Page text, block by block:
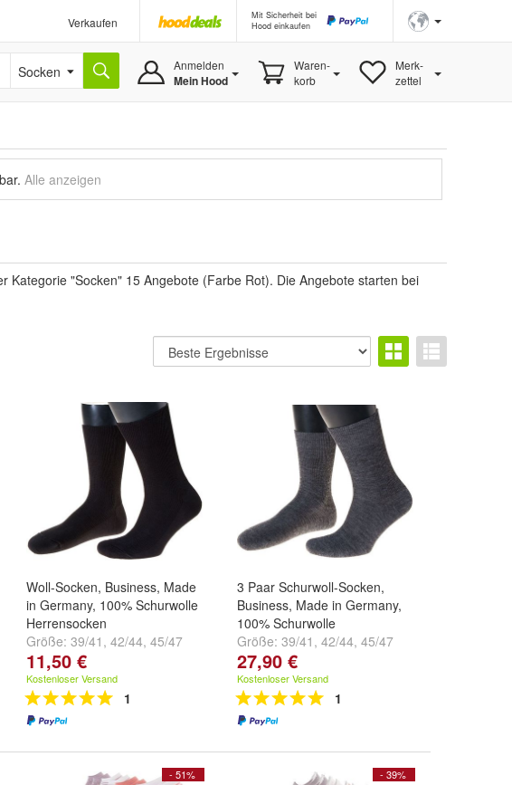
Verkaufen
Mit Sicherheit bei
Hood einkaufen
Socken Anmelden
Mein Hood
Waren-
korb
Merk-
zettel
Alle anzeigen
"Socken" 15 Angebote (Farbe Rot). Die Angebote starten bei
Woll-Socken, Business, Made
in Germany, 100% Schurwolle
Herrensocken
Größe: 39/41 , 42/44, 45/47
und weitere ...
11,50 €
Kostenloser Versand
1
3 Paar Schurwoll-Socken,
Business, Made in Germany,
100% Schurwolle
Größe: 39/41 , 42/44, 45/47
und weitere ...
27,90 €
Kostenloser Versand
1
- 51% - 39%